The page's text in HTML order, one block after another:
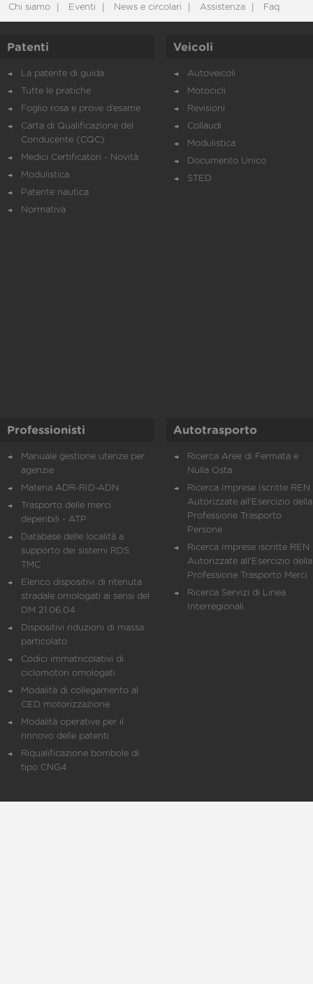
Chi siamo Eventi News e circolari Assistenza Faq
Patenti
La patente di guida
Tutte le pratiche
Foglio rosa e prove d’esame
Carta di Qualificazione del
Conducente (CQC)
Medici Certificatori - Novità
Modulistica
Patente nautica
Normativa
Veicoli
Autoveicoli
Motocicli
Revisioni
Collaudi
Modulistica
Documento Unico
STED
Professionisti
Manuale gestione utenze per
agenzie
Materia ADR-RID-ADN
Trasporto delle merci
deperibili - ATP
Database delle località a
supporto dei sistemi RDS
TMC
Elenco dispositivi di ritenuta
stradale omologati ai sensi del
DM 21.06.04
Dispositivi riduzioni di massa
particolato
Codici immatricolativi di
ciclomotori omologati
Modalità di collegamento al
CED motorizzazione
Modalità operative per il
rinnovo delle patenti
Riqualificazione bombole di
tipo CNG4
Autotrasporto
Ricerca Aree di Fermata e
Nulla Osta
Ricerca Imprese Iscritte REN
Autorizzate all'Esercizio della
Professione Trasporto
Persone
Ricerca Imprese iscritte REN
Autorizzate all'Esercizio della
Professione Trasporto Merci
Ricerca Servizi di Linea
Interregionali